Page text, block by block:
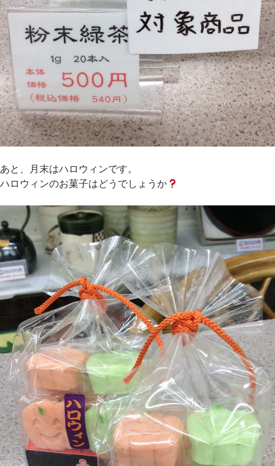
あと、月末はハロウィンです。
ハロウィンのお菓子はどうでしょうか